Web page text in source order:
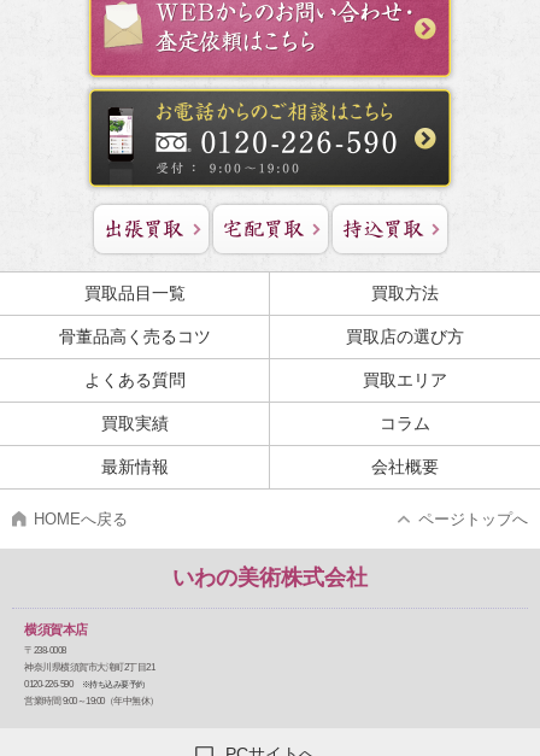
買取品目一覧 買取方法
骨董品高く売るコツ 買取店の選び方
よくある質問 買取エリア
買取実績 コラム
最新情報 会社概要
HOMEへ戻る ページトップへ
いわの美術株式会社
横須賀本店
〒238-0008
神奈川県横須賀市大滝町2丁目21
0120-226-590
※持ち込み要予約
営業時間 9:00～19:00（年中無休）